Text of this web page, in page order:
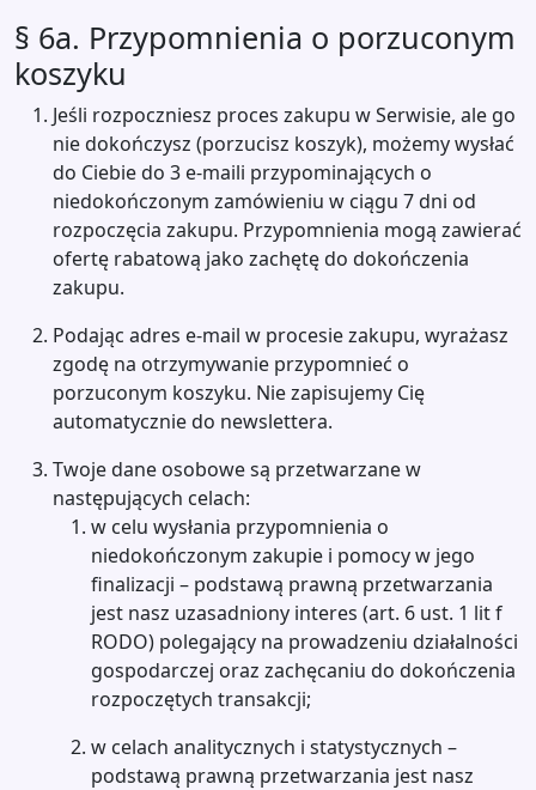
§ 6a. Przypomnienia o porzuconym
koszyku
Jeśli rozpoczniesz proces zakupu w Serwisie, ale go
nie dokończysz (porzucisz koszyk), możemy wysłać
do Ciebie do 3 e-maili przypominających o
niedokończonym zamówieniu w ciągu 7 dni od
rozpoczęcia zakupu. Przypomnienia mogą zawierać
ofertę rabatową jako zachętę do dokończenia
zakupu.
Podając adres e-mail w procesie zakupu, wyrażasz
zgodę na otrzymywanie przypomnieć o
porzuconym koszyku. Nie zapisujemy Cię
automatycznie do newslettera.
Twoje dane osobowe są przetwarzane w
następujących celach:
w celu wysłania przypomnienia o
niedokończonym zakupie i pomocy w jego
finalizacji – podstawą prawną przetwarzania
jest nasz uzasadniony interes (art. 6 ust. 1 lit f
RODO) polegający na prowadzeniu działalności
gospodarczej oraz zachęcaniu do dokończenia
rozpoczętych transakcji;
w celach analitycznych i statystycznych –
podstawą prawną przetwarzania jest nasz